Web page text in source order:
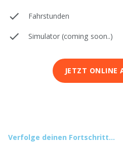
Fahrstunden
Simulator (coming soon..)
JETZT ONLINE
Verfolge deinen Fortschritt...